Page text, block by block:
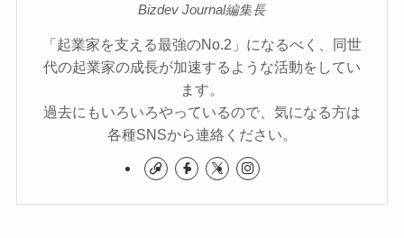
Bizdev Journal編集長
「起業家を支える最強のNo.2」になるべく、同世
代の起業家の成長が加速するような活動をしてい
ます。
過去にもいろいろやっているので、気になる方は
各種SNSから連絡ください。